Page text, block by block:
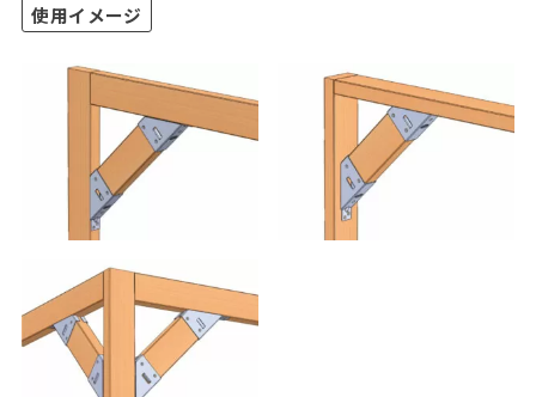
使用イメージ